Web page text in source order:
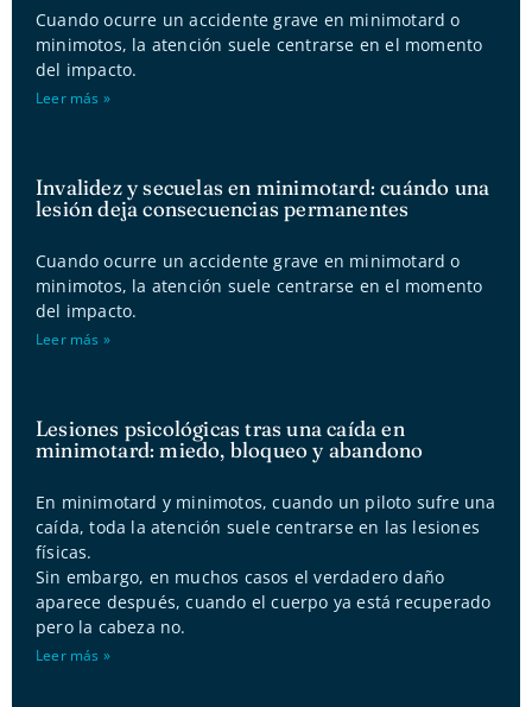
Cuando ocurre un accidente grave en minimotard o
minimotos, la atención suele centrarse en el momento
del impacto.
Leer más »
Invalidez y secuelas en minimotard: cuándo una
lesión deja consecuencias permanentes
Cuando ocurre un accidente grave en minimotard o
minimotos, la atención suele centrarse en el momento
del impacto.
Leer más »
Lesiones psicológicas tras una caída en
minimotard: miedo, bloqueo y abandono
En minimotard y minimotos, cuando un piloto sufre una
caída, toda la atención suele centrarse en las lesiones
físicas.
Sin embargo, en muchos casos el verdadero daño
aparece después, cuando el cuerpo ya está recuperado
pero la cabeza no.
Leer más »